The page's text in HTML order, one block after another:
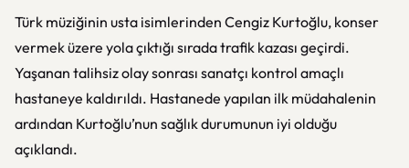
Türk müziğinin usta isimlerinden Cengiz Kurtoğlu, konser
vermek üzere yola çıktığı sırada trafik kazası geçirdi.
Yaşanan talihsiz olay sonrası sanatçı kontrol amaçlı
hastaneye kaldırıldı. Hastanede yapılan ilk müdahalenin
ardından Kurtoğlu’nun sağlık durumunun iyi olduğu
açıklandı.